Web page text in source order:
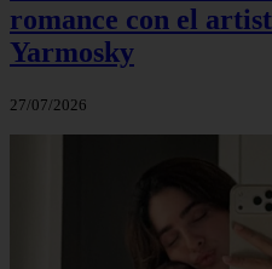
romance con el
Yarmosky
27/07/2026